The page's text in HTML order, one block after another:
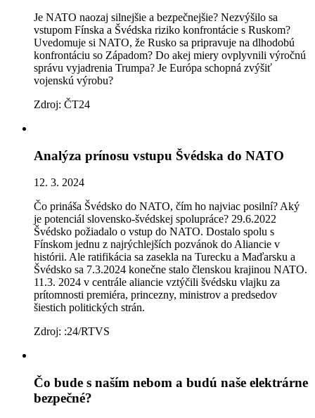
Je NATO naozaj silnejšie a bezpečnejšie? Nezvýšilo sa
vstupom Fínska a Švédska riziko konfrontácie s Ruskom?
Uvedomuje si NATO, že Rusko sa pripravuje na dlhodobú
konfrontáciu so Západom? Do akej miery ovplyvnili výročnú
správu vyjadrenia Trumpa? Je Európa schopná zvýšiť
vojenskú výrobu?
Zdroj: ČT24
Analýza prínosu vstupu Švédska do NATO
12. 3. 2024
Čo prináša Švédsko do NATO, čím ho najviac posilní? Aký
je potenciál slovensko-švédskej spolupráce? 29.6.2022
Švédsko požiadalo o vstup do NATO. Dostalo spolu s
Fínskom jednu z najrýchlejších pozvánok do Aliancie v
histórii. Ale ratifikácia sa zasekla na Turecku a Maďarsku a
Švédsko sa 7.3.2024 konečne stalo členskou krajinou NATO.
11.3. 2024 v centrále aliancie vztýčili švédsku vlajku za
prítomnosti premiéra, princezny, ministrov a predsedov
šiestich politických strán.
Zdroj: :24/RTVS
Čo bude s naším nebom a budú naše elektrárne
bezpečné?